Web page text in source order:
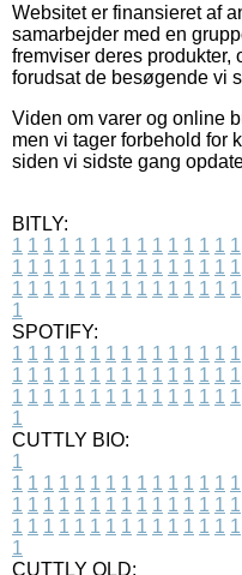
Websitet er finansieret af
samarbejder med en
fremviser deres produkter,
forudsat de besøgende vi
Viden om varer og online
men vi tager forbehold for
siden vi sidste gang
BITLY:
1 1 1 1 1 1 1 1 1 1 1 1 1 1 1
1 1 1 1 1 1 1 1 1 1 1 1 1 1 1
1 1 1 1 1 1 1 1 1 1 1 1 1 1 1
1
SPOTIFY:
1 1 1 1 1 1 1 1 1 1 1 1 1 1 1
1 1 1 1 1 1 1 1 1 1 1 1 1 1 1
1 1 1 1 1 1 1 1 1 1 1 1 1 1 1
1
CUTTLY BIO:
1
1 1 1 1 1 1 1 1 1 1 1 1 1 1 1
1 1 1 1 1 1 1 1 1 1 1 1 1 1 1
1 1 1 1 1 1 1 1 1 1 1 1 1 1 1
1
CUTTLY OLD: